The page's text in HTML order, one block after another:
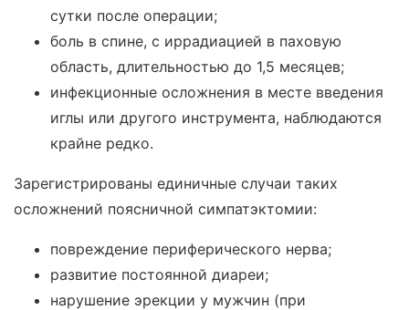
сутки после операции;
боль в спине, с иррадиацией в паховую
область, длительностью до 1,5 месяцев;
инфекционные осложнения в месте введения
иглы или другого инструмента, наблюдаются
крайне редко.
Зарегистрированы единичные случаи таких
осложнений поясничной симпатэктомии:
повреждение периферического нерва;
развитие постоянной диареи;
нарушение эрекции у мужчин (при